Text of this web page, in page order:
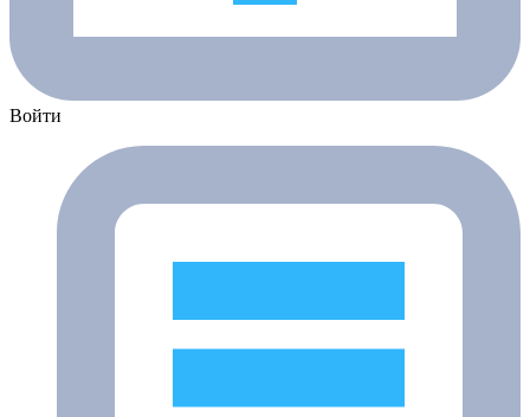
Войти